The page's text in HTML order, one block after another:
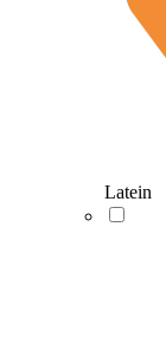
Latein